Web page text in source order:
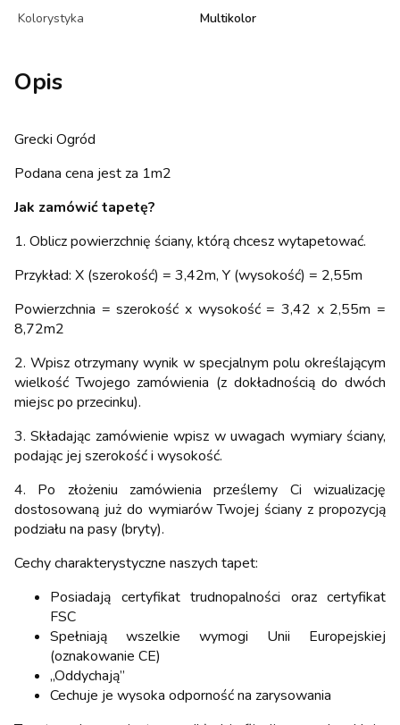
Kolorystyka
Multikolor
Opis
Grecki Ogród
Podana cena jest za 1m2
Jak zamówić tapetę?
1. Oblicz powierzchnię ściany, którą chcesz wytapetować.
Przykład: X (szerokość) = 3,42m, Y (wysokość) = 2,55m
Powierzchnia = szerokość x wysokość = 3,42 x 2,55m =
8,72m2
2. Wpisz otrzymany wynik w specjalnym polu określającym
wielkość Twojego zamówienia (z dokładnością do dwóch
miejsc po przecinku).
3. Składając zamówienie wpisz w uwagach wymiary ściany,
podając jej szerokość i wysokość.
4. Po złożeniu zamówienia prześlemy Ci wizualizację
dostosowaną już do wymiarów Twojej ściany z propozycją
podziału na pasy (bryty).
Cechy charakterystyczne naszych tapet:
Posiadają certyfikat trudnopalności oraz certyfikat
FSC
Spełniają wszelkie wymogi Unii Europejskiej
(oznakowanie CE)
„Oddychają”
Cechuje je wysoka odporność na zarysowania